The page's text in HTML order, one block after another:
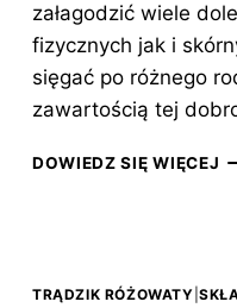
załagodzić wiele
fizycznych jak i
sięgać po różnego
zawartością tej
DOWIEDZ SIĘ WIĘCEJ
TRĄDZIK RÓŻOWATY |